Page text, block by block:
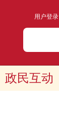
用户登录
政民互动